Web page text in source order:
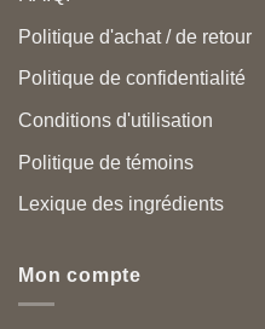
Politique d'achat / de retour
Politique de confidentialité
Conditions d'utilisation
Politique de témoins
Lexique des ingrédients
Mon compte